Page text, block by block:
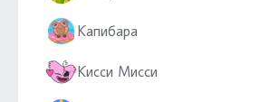
Капибара
Кисси Мисси